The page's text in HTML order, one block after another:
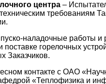
центра –
требованиям
наладочные работы
горелочных
Заказчиков.
контакте с ОАО
«Теплофизика и